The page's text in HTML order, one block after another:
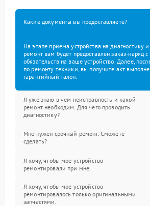
Какие документы вы предоставляете?
На этапе приема устройства на диагностику
ремонт вам будет предоставлен заказ-наряд
обязательств на ваше устройство. Далее,
по ремонту техники, вы получите акт
гарантийный талон.
Я уже знаю в чем неисправность и какой
ремонт необходим. Для чего проводить
диагностику?
Мне нужен срочный ремонт. Сможете
сделать?
Я хочу, чтобы мое устройство
ремонтировали при мне.
Я хочу, чтобы мое устройство
ремонтировалось только оригинальными
запчастями.